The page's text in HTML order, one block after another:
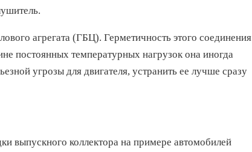
агрегата (ГБЦ). Герметичность этого соединения
постоянных температурных нагрузок она иногда
угрозы для двигателя, устранить ее лучше сразу
выпускного коллектора на примере автомобилей